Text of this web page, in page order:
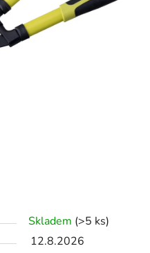
Skladem (>5 ks)
12.8.2026